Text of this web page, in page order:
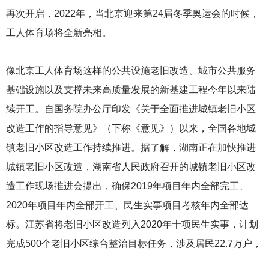
再次开启，2022年，当北京迎来第24届冬季奥运会的时候，
工人体育场将全新亮相。
像北京工人体育场这样的公共设施老旧改造、城市公共服务
基础设施以及支撑未来高质量发展的新基建工程今年以来陆
续开工。自国务院办公厅印发《关于全面推进城镇老旧小区
改造工作的指导意见》（下称《意见》）以来，全国各地城
镇老旧小区改造工作持续推进。据了解，湖南正在加快推进
城镇老旧小区改造，湖南省人民政府召开的城镇老旧小区改
造工作现场推进会提出，确保2019年项目年内全部完工、
2020年项目年内全部开工、民生实事项目考核年内全部达
标。江苏省将老旧小区改造列入2020年十项民生实事，计划
完成500个老旧小区综合整治目标任务，涉及居民22.7万户，